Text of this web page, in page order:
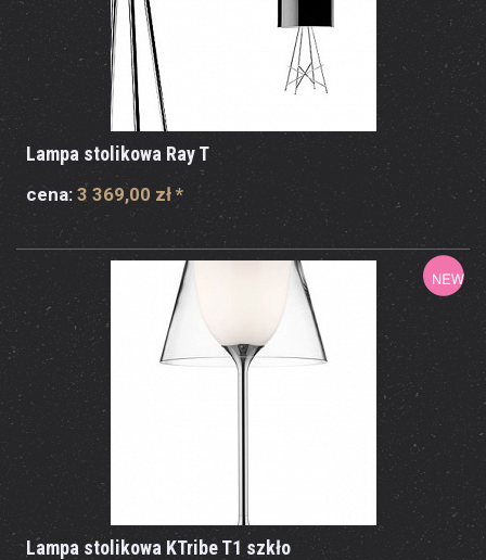
Lampa stolikowa Ray T
cena: 3 369,00 zł *
Lampa stolikowa KTribe T1 szkło